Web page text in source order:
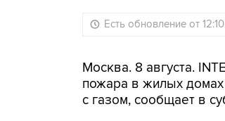
Есть обновление от 12:10
Москва. 8 августа.
пожара в жилых
с газом, сообщает в